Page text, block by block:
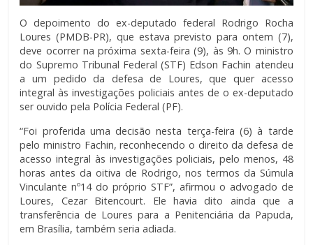
O depoimento do ex-deputado federal Rodrigo Rocha
Loures (PMDB-PR), que estava previsto para ontem (7),
deve ocorrer na próxima sexta-feira (9), às 9h. O ministro
do Supremo Tribunal Federal (STF) Edson Fachin atendeu
a um pedido da defesa de Loures, que quer acesso
integral às investigações policiais antes de o ex-deputado
ser ouvido pela Polícia Federal (PF).
“Foi proferida uma decisão nesta terça-feira (6) à tarde
pelo ministro Fachin, reconhecendo o direito da defesa de
acesso integral às investigações policiais, pelo menos, 48
horas antes da oitiva de Rodrigo, nos termos da Súmula
Vinculante nº14 do próprio STF”, afirmou o advogado de
Loures, Cezar Bitencourt. Ele havia dito ainda que a
transferência de Loures para a Penitenciária da Papuda,
em Brasília, também seria adiada.